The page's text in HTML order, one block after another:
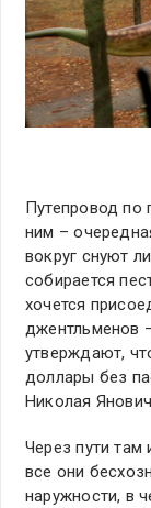
Путепровод по
ним –
вокруг снуют
собирается
хочется
джентльменов
утверждают,
доллары без
Николая
Через пути
все они
наружности, в